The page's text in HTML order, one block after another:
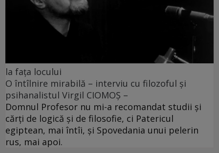
la fața locului
O întîlnire mirabilă – interviu cu filozoful și
psihanalistul Virgil CIOMOȘ –
Domnul Profesor nu mi-a recomandat studii și
cărți de logică și de filosofie, ci Patericul
egiptean, mai întîi, și Spovedania unui pelerin
rus, mai apoi.